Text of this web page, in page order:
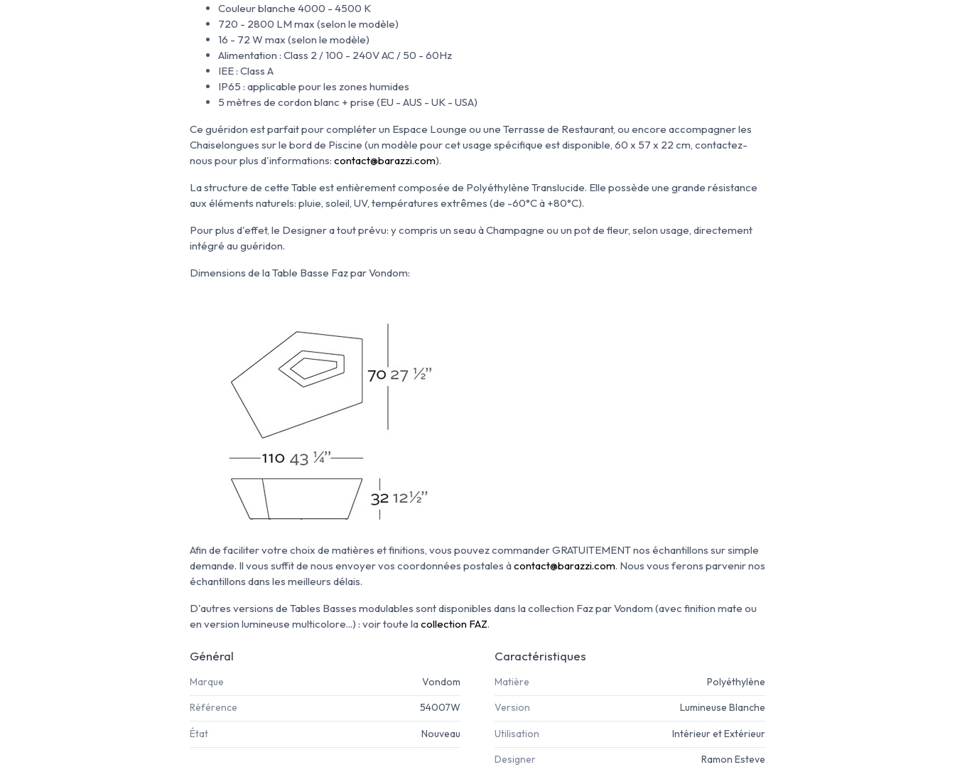
Couleur blanche 4000 - 4500 K
720 - 2800 LM max (selon le modèle)
16 - 72 W max (selon le modèle)
Alimentation : Class 2 / 100 - 240V AC / 50 - 60Hz
IEE : Class A
IP65 : applicable pour les zones humides
5 mètres de cordon blanc + prise (EU - AUS - UK - USA)
Ce guéridon est parfait pour compléter un Espace Lounge ou une Terrasse de Restaurant, ou encore accompagner les
Chaiselongues sur le bord de Piscine (un modèle pour cet usage spécifique est disponible, 60 x 57 x 22 cm, contactez-
nous pour plus d'informations: contact@barazzi.com).
La structure de cette Table est entièrement composée de Polyéthylène Translucide. Elle possède une grande résistance
aux éléments naturels: pluie, soleil, UV, températures extrêmes (de -60°C à +80°C).
Pour plus d'effet, le Designer a tout prévu: y compris un seau à Champagne ou un pot de fleur, selon usage, directement
intégré au guéridon.
Dimensions de la Table Basse Faz par Vondom:
Afin de faciliter votre choix de matières et finitions, vous pouvez commander GRATUITEMENT nos échantillons sur simple
demande. Il vous suffit de nous envoyer vos coordonnées postales àcontact@barazzi.com. Nous vous ferons parvenir nos
échantillons dans les meilleurs délais.
D'autres versions de Tables Basses modulables sont disponibles dans la collection Faz par Vondom (avec finition mate ou
en version lumineuse multicolore...) : voir toute lacollection FAZ.
Général
Marque Vondom
Référence 54007W
État Nouveau
Caractéristiques
Matière Polyéthylène
Version Lumineuse Blanche
Utilisation Intérieur et Extérieur
Designer Ramon Esteve